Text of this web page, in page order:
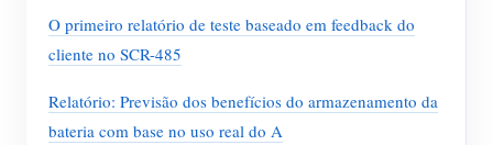
O primeiro relatório de teste baseado em feedback do
cliente no SCR-485
Relatório: Previsão dos benefícios do armazenamento da
bateria com base no uso real do A